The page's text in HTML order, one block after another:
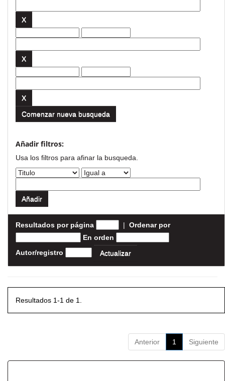
Comenzar nueva busqueda
Añadir filtros:
Usa los filtros para afinar la busqueda.
Resultados por página | Ordenar por
En orden
Autor/registro
Resultados 1-1 de 1.
Anterior 1 Siguiente